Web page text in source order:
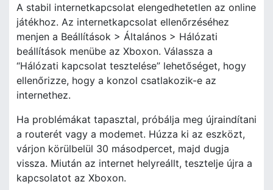
A stabil internetkapcsolat elengedhetetlen az online
játékhoz. Az internetkapcsolat ellenőrzéséhez
menjen a Beállítások > Általános > Hálózati
beállítások menübe az Xboxon. Válassza a
“Hálózati kapcsolat tesztelése” lehetőséget, hogy
ellenőrizze, hogy a konzol csatlakozik-e az
internethez.
Ha problémákat tapasztal, próbálja meg újraindítani
a routerét vagy a modemet. Húzza ki az eszközt,
várjon körülbelül 30 másodpercet, majd dugja
vissza. Miután az internet helyreállt, tesztelje újra a
kapcsolatot az Xboxon.